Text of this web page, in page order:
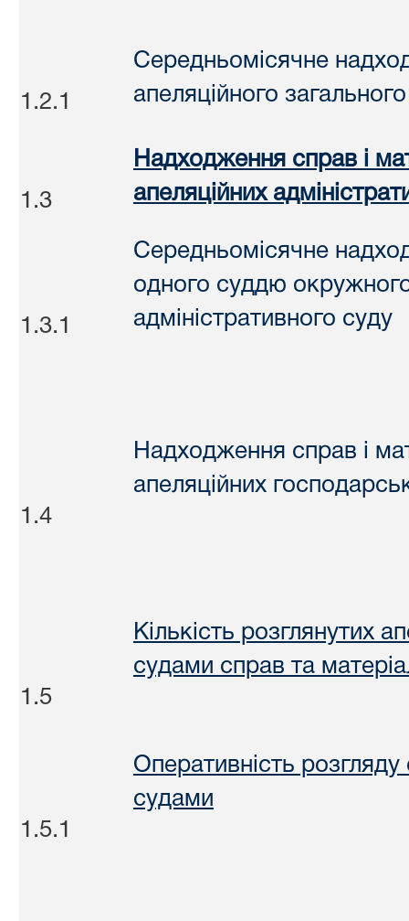
1.2.1
Середньомісячне
апеляційного
1.3
Надходження справ і
апеляційних
1.3.1
Середньомісячне
одного суддю
адміністративного суду
1.4
Надходження справ і
апеляційних
1.5
Кількість розглянутих
судами справ та
1.5.1
Оперативність
судами